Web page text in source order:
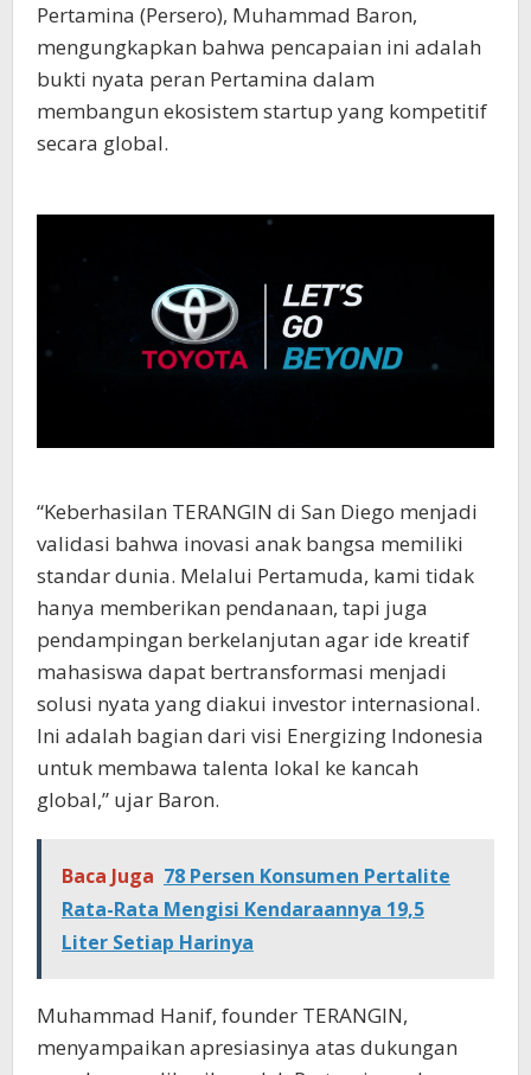
Pertamina (Persero), Muhammad Baron,
mengungkapkan bahwa pencapaian ini adalah
bukti nyata peran Pertamina dalam
membangun ekosistem startup yang kompetitif
secara global.
“Keberhasilan TERANGIN di San Diego menjadi
validasi bahwa inovasi anak bangsa memiliki
standar dunia. Melalui Pertamuda, kami tidak
hanya memberikan pendanaan, tapi juga
pendampingan berkelanjutan agar ide kreatif
mahasiswa dapat bertransformasi menjadi
solusi nyata yang diakui investor internasional.
Ini adalah bagian dari visi Energizing Indonesia
untuk membawa talenta lokal ke kancah
global,” ujar Baron.
Baca Juga 78 Persen Konsumen Pertalite
Rata-Rata Mengisi Kendaraannya 19,5
Liter Setiap Harinya
Muhammad Hanif, founder TERANGIN,
menyampaikan apresiasinya atas dukungan